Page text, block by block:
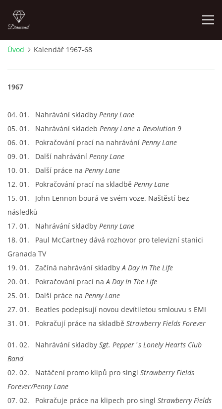
ÚVOD
HISTORIE - JAK TO ZAČALO
HISTORIE - SERŽANT PEPŘ
HISTORIE - KONEC LEGENDY
HISTORIE - ...PO BEATLES
NÁSTROJE - LENNON
NÁSTROJE - LENNON II
NÁSTROJE - HARRISON
NÁSTROJE - HARRISON II
Úvod Kalendář 1967-68
1967
04. 01. Nahrávání skladby Penny Lane
05. 01. Nahrávání skladeb Penny Lane a Revolution 9
06. 01. Pokračování prací na nahrávání Penny Lane
09. 01. Další nahrávání Penny Lane
10. 01. Další práce na Penny Lane
12. 01. Pokračování prací na skladbě Penny Lane
15. 01. John Lennon bourá ve svém voze. Naštěstí bez
následků
17. 01. Nahrávání skladby Penny Lane
18. 01. Paul McCartney dává rozhovor pro televizní stanici
Granada TV
19. 01. Začíná nahrávání skladbyA Day In The Life
20. 01. Pokračování prací naA Day In The Life
25. 01. Další práce na Penny Lane
27. 01. Beatles podepisují novou devítiletou smlouvu s EMI
31. 01. Pokračují práce na skladbě Strawberry Fields Forever
01. 02. Nahrávání skladby Sgt. Pepper´s Lonely Hearts Club
Band
02. 02. Natáčení promo klipů pro singl Strawberry Fields
Forever/Penny Lane
07. 02. Pokračuje práce na klipech pro singl Strawberry Fields